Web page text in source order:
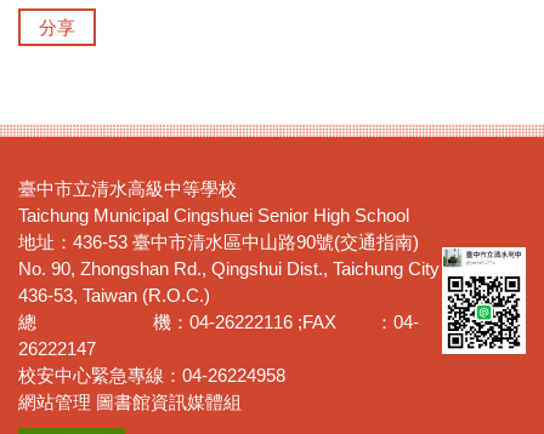
分享
臺中市立清水高級中等學校
Taichung Municipal Cingshuei Senior High School
地址：436-53 臺中市清水區中山路90號(交通指南)
No. 90, Zhongshan Rd., Qingshui Dist., Taichung City
436-53, Taiwan (R.O.C.)
總 機：04-26222116 ;FAX ：04-
26222147
校安中心緊急專線：04-26224958
網站管理 圖書館資訊媒體組